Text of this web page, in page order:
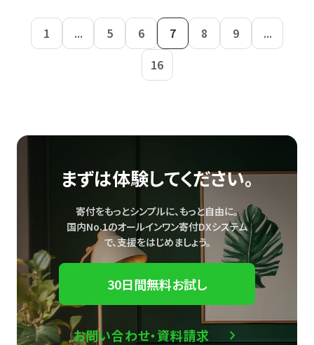
1 ... 5 6 7 8 9
...
16
まずは体験してください。
寄付をもっとシンプルに、もっと自由に。
国内No.1のオールインワン寄付DXシステム
で、支援をはじめましょう。
30日間無料お試し
お問い合わせ・資料請求